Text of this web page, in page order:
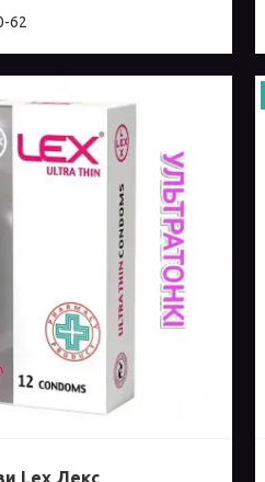
62
Lex Лекс